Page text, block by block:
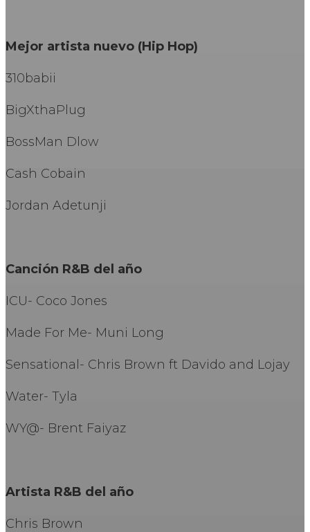
Mejor artista nuevo (Hip Hop)
310babii
BigXthaPlug
BossMan Dlow
Cash Cobain
Jordan Adetunji
Canción R&B del año
ICU- Coco Jones
Made For Me- Muni Long
Sensational- Chris Brown ft Davido and Lojay
Water- Tyla
WY@- Brent Faiyaz
Artista R&B del año
Chris Brown